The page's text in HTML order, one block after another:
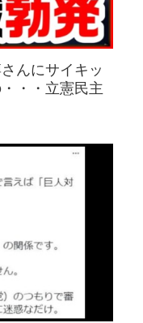
んにサイキッ
・・立憲民主